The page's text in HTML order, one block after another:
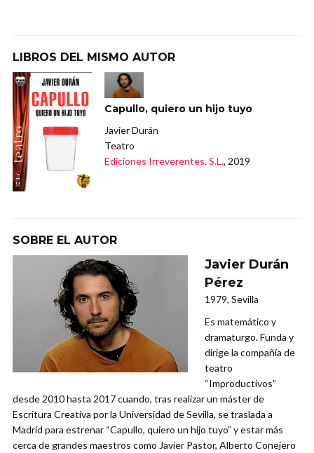
LIBROS DEL MISMO AUTOR
Capullo, quiero un hijo tuyo
Javier Durán
Teatro
Ediciones Irreverentes, S.L., 2019
SOBRE EL AUTOR
Javier Durán
Pérez
1979, Sevilla
Es matemático y
dramaturgo. Funda y
dirige la compañía de
teatro
“Improductivos”
desde 2010 hasta 2017 cuando, tras realizar un máster de
Escritura Creativa por la Universidad de Sevilla, se traslada a
Madrid para estrenar “Capullo, quiero un hijo tuyo” y estar más
cerca de grandes maestros como Javier Pastor, Alberto Conejero